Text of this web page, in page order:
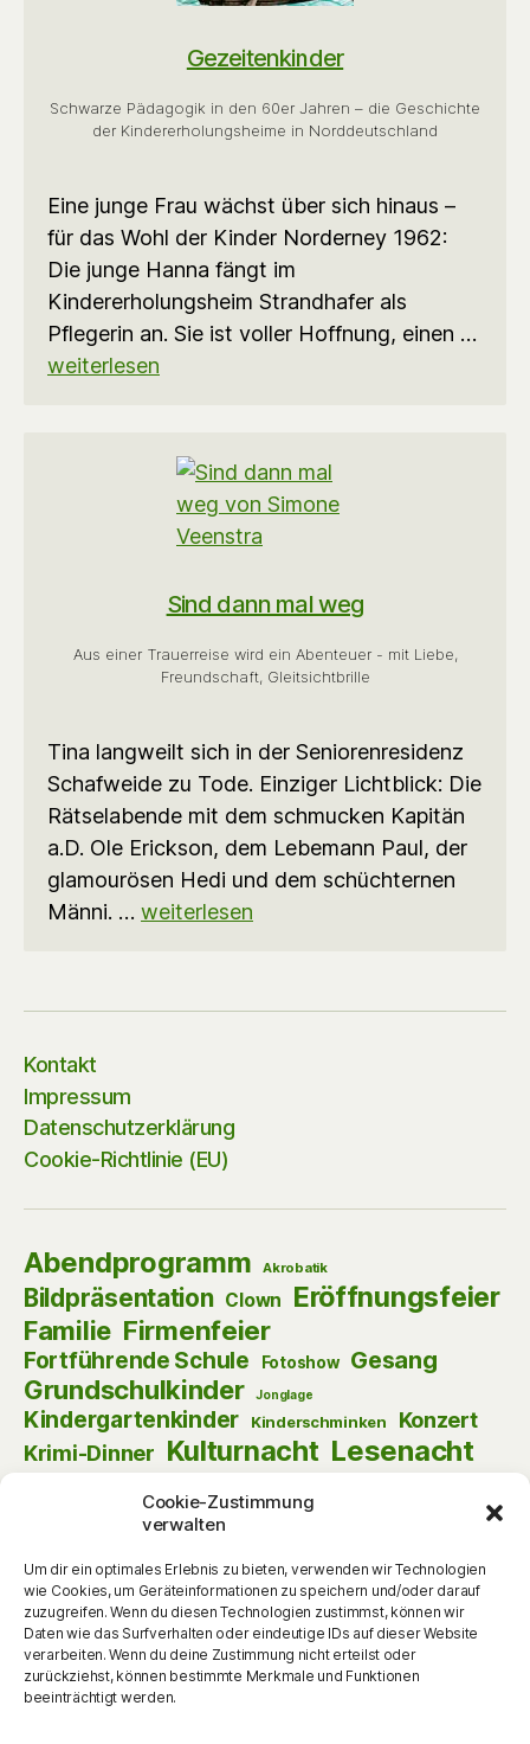
Cookie-Zustimmung
verwalten
Um dir ein optimales Erlebnis zu bieten, verwenden wir Technologien
wie Cookies, um Geräteinformationen zu speichern und/oder darauf
zuzugreifen. Wenn du diesen Technologien zustimmst, können wir
Daten wie das Surfverhalten oder eindeutige IDs auf dieser Website
verarbeiten. Wenn du deine Zustimmung nicht erteilst oder
zurückziehst, können bestimmte Merkmale und Funktionen
beeinträchtigt werden.
Gezeitenkinder
Schwarze Pädagogik in den 60er Jahren – die Geschichte
der Kindererholungsheime in Norddeutschland
Eine junge Frau wächst über sich hinaus –
für das Wohl der Kinder Norderney 1962:
Die junge Hanna fängt im
Kindererholungsheim Strandhafer als
Pflegerin an. Sie ist voller Hoffnung, einen …
weiterlesen
Sind dann mal weg
Aus einer Trauerreise wird ein Abenteuer - mit Liebe,
Freundschaft, Gleitsichtbrille
Tina langweilt sich in der Seniorenresidenz
Schafweide zu Tode. Einziger Lichtblick: Die
Rätselabende mit dem schmucken Kapitän
a.D. Ole Erickson, dem Lebemann Paul, der
glamourösen Hedi und dem schüchternen
Männi. … weiterlesen
Kontakt
Impressum
Datenschutzerklärung
Cookie-Richtlinie (EU)
Abendprogramm Akrobatik
Bildpräsentation Clown Eröffnungsfeier
Familie Firmenfeier
Fortführende Schule Fotoshow Gesang
Grundschulkinder Jonglage
Kindergartenkinder Kinderschminken Konzert
Krimi-Dinner Kulturnacht Lesenacht
Musik
Pantomime Puppentheater
Schulanfänger Szenische Lesung
Tag der offenen Tür Tanz Theater
Themenabend Vernissage Vorlesen
Vorschulkinder Vortrag Vortrag Walking Act
Weihnachten Werkstattgespräch Zauberei
zum Mitmachen